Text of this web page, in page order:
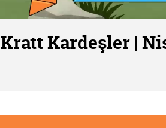
Kratt Kardeşler |